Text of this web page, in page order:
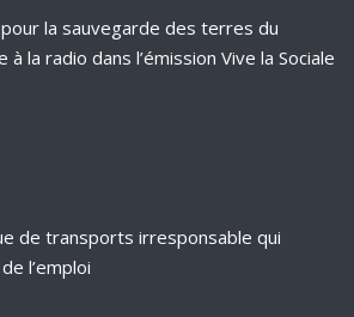
la sauvegarde des terres du
la radio dans l’émission Vive la Sociale
de transports irresponsable qui
l’emploi